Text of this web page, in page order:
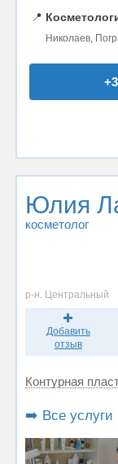
📍
Николаев,
Юлия
косметолог
р-н. Центральный
Добавить
отзыв
Контурная
➡️ Все услуги